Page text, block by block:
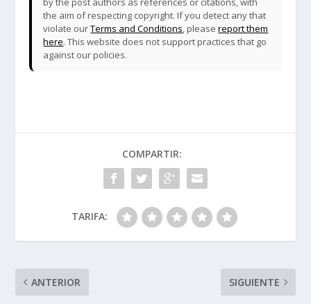
the aim of respecting copyright. If you detect any that
violate ourTerms and Conditions , pleasereport them
here. This website does not support practices that go
against our policies.
COMPARTIR:
TARIFA:
ANTERIOR SIGUIENTE